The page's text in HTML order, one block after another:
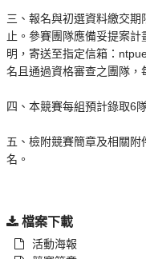
三、報名與初選資料繳交
止。參賽團隊應備妥提案
明，寄送至指定信箱：
名且通過資格審查之團隊，
四、本競賽每組預計錄取6
五、檢附競賽簡章及相關
名。
檔案下載
活動海報